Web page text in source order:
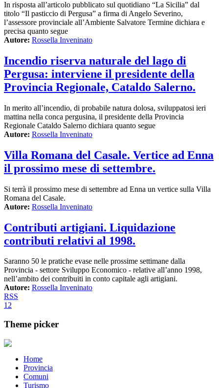
In risposta all’articolo pubblicato sul quotidiano “La Sicilia” dal
titolo “Il pasticcio di Pergusa” a firma di Angelo Severino,
l’assessore provinciale all’Ambiente Salvatore Termine dichiara e
precisa quanto segue
Autore: Rossella Inveninato
Incendio riserva naturale del lago di
Pergusa: interviene il presidente della
Provincia Regionale, Cataldo Salerno.
In merito all’incendio, di probabile natura dolosa, sviluppatosi ieri
mattina nella conca pergusina, il presidente della Provincia
Regionale Cataldo Salerno dichiara quanto segue
Autore: Rossella Inveninato
Villa Romana del Casale. Vertice ad Enna
il prossimo mese di settembre.
Si terrà il prossimo mese di settembre ad Enna un vertice sulla Villa
Romana del Casale.
Autore: Rossella Inveninato
Contributi artigiani. Liquidazione
contributi relativi al 1998.
Saranno 50 le pratiche evase nelle prossime settimane dalla
Provincia - settore Sviluppo Economico - relative all’anno 1998,
nell’ambito dei contribuiti in conto capitale agli artigiani.
Autore: Rossella Inveninato
RSS
12
Theme picker
Home
Provincia
Comuni
Turismo